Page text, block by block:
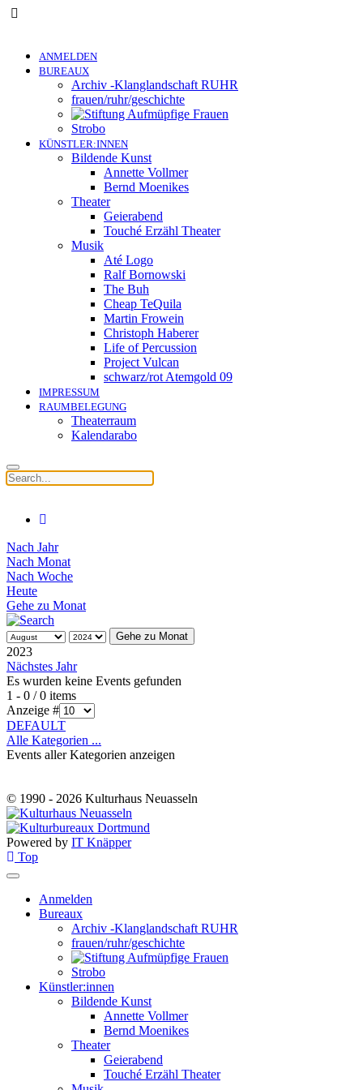
ANMELDEN
BUREAUX
Archiv -Klanglandschaft RUHR
frauen/ruhr/geschichte
Strobo
KÜNSTLER:INNEN
Bildende Kunst
Annette Vollmer
Bernd Moenikes
Theater
Geierabend
Touché Erzähl Theater
Musik
Até Logo
Ralf Bornowski
The Buh
Cheap TeQuila
Martin Frowein
Christoph Haberer
Life of Percussion
Project Vulcan
schwarz/rot Atemgold 09
IMPRESSUM
RAUMBELEGUNG
Theaterraum
Kalendarabo
Nach Jahr
Nach Monat
Nach Woche
Heute
Gehe zu Monat
Gehe zu Monat
2023
Nächstes Jahr
Es wurden keine Events gefunden
Limite der Paginierungsliste
1 - 0 / 0 items
Anzeige #
DEFAULT
Alle Kategorien ...
Events aller Kategorien anzeigen
© 1990 - 2026 Kulturhaus Neuasseln
Powered by IT Knäpper
Top
Anmelden
Bureaux
Archiv -Klanglandschaft RUHR
frauen/ruhr/geschichte
Strobo
Künstler:innen
Bildende Kunst
Annette Vollmer
Bernd Moenikes
Theater
Geierabend
Touché Erzähl Theater